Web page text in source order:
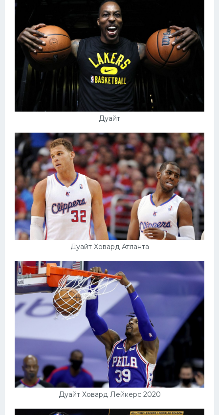
Дуайт
Дуайт Ховард Атланта
Дуайт Ховард Лейкерс 2020